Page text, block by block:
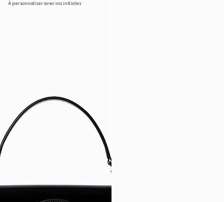
À personnaliser avec vos initiales